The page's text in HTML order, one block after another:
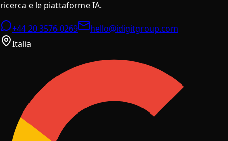
ricerca e le piattaforme IA.
+44 20 3576 0269
hello@idigitgroup.com
Italia